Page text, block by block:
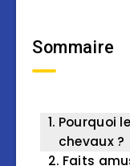
Sommaire
Pourquoi
chevaux ?
Faits